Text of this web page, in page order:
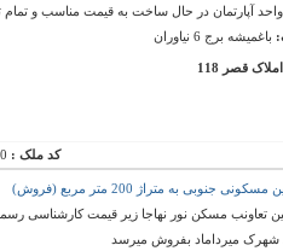
آپارتمان در حال ساخت به قیمت مناسب و تمام
باغمیشه برج 6 نیاوران
قصر 118
کد ملک :
جنوبی به متراژ 200 متر مربع (فروش)
زمین تعاونب مسکن نور نهاجا زیر قیمت کارشناسی